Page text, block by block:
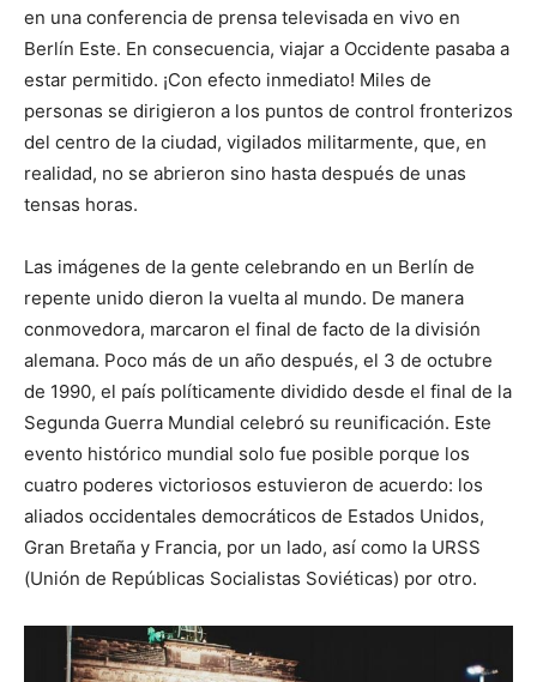
en una conferencia de prensa televisada en vivo en
Berlín Este. En consecuencia, viajar a Occidente pasaba a
estar permitido. ¡Con efecto inmediato! Miles de
personas se dirigieron a los puntos de control fronterizos
del centro de la ciudad, vigilados militarmente, que, en
realidad, no se abrieron sino hasta después de unas
tensas horas.
Las imágenes de la gente celebrando en un Berlín de
repente unido dieron la vuelta al mundo. De manera
conmovedora, marcaron el final de facto de la división
alemana. Poco más de un año después, el 3 de octubre
de 1990, el país políticamente dividido desde el final de la
Segunda Guerra Mundial celebró su reunificación. Este
evento histórico mundial solo fue posible porque los
cuatro poderes victoriosos estuvieron de acuerdo: los
aliados occidentales democráticos de Estados Unidos,
Gran Bretaña y Francia, por un lado, así como la URSS
(Unión de Repúblicas Socialistas Soviéticas) por otro.